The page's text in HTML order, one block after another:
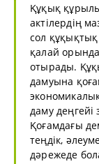
Құқық
актілердің
сол
қалай
отырады.
дамуына
даму деңгейі
Қоғамдағы
теңдік,
дәрежеде